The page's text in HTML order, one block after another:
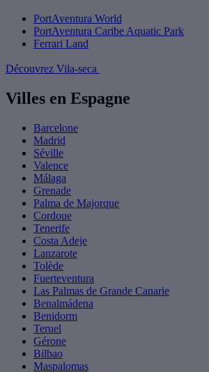
PortAventura World
PortAventura Caribe Aquatic Park
Ferrari Land
Découvrez Vila-seca
Villes en Espagne
Barcelone
Madrid
Séville
Valence
Málaga
Grenade
Palma de Majorque
Cordoue
Tenerife
Costa Adeje
Lanzarote
Tolède
Fuerteventura
Las Palmas de Grande Canarie
Benalmádena
Benidorm
Teruel
Gérone
Bilbao
Maspalomas